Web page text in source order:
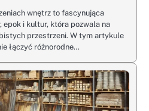
wnętrz to fascynująca
epok i kultur, która pozwala na
przestrzeni. W tym artykule
łączyć różnorodne…